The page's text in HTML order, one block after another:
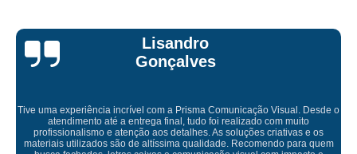
Lisandro
Gonçalves
incrível com a Prisma Comunicação Visual. Desde o
a entrega final, tudo foi realizado com muito
atenção aos detalhes. As soluções criativas e os
de altíssima qualidade. Recomendo para quem
Empresa